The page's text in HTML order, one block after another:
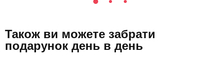
Також ви можете забрати
подарунок день в день